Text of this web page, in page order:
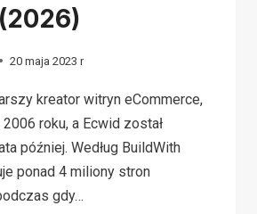
20 maja 2023 r
kreator witryn eCommerce,
roku, a Ecwid został
później. Według BuildWith
ponad 4 miliony stron
gdy…